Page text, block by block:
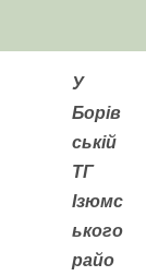
У
Борів
ській
ТГ
Ізюмс
ького
райо